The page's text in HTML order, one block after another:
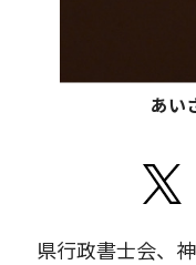
あい
県行政書士会、